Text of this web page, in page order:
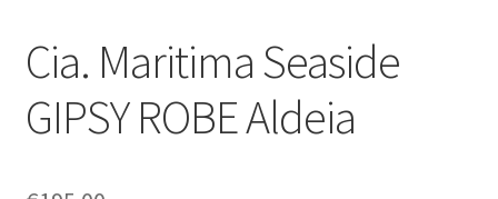
Luxury Lingerie
Femme
Cia. Maritima Seaside
GIPSY ROBE Aldeia